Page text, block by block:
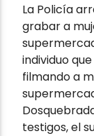
La Policía
grabar a
individuo
filmando a
testigos, el